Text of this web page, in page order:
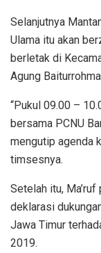
Selanjutnya
Ulama itu akan
berletak di
Agung
“Pukul 09.00 –
bersama PCNU
mengutip agenda
timsesnya.
Setelah itu,
deklarasi
Jawa Timur
2019.